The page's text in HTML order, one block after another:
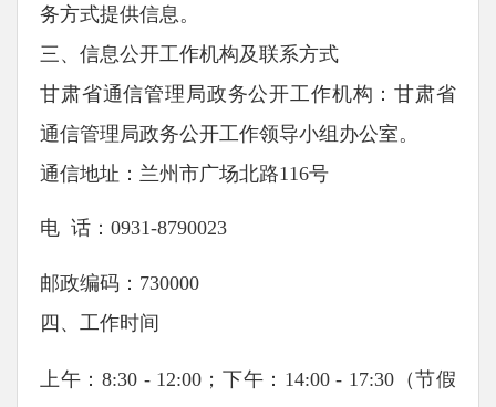
务方式提供信息。
三、信息公开工作机构及联系方式
甘肃省通信管理局政务公开工作机构：甘肃省
通信管理局政务公开工作领导小组办公室。
通信地址：兰州市广场北路116号
电 话：0931-8790023
邮政编码：730000
四、工作时间
上午：8:30 - 12:00；下午：14:00 - 17:30（节假